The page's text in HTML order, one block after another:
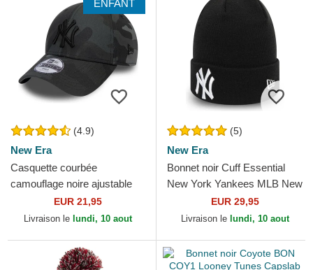
ENFANT
(4.9)
New Era
Casquette courbée
camouflage noire ajustable
pour enfant avec logo noir
9FORTY League Essential...
EUR 21,95
Livraison le lundi, 10 aout
(5)
New Era
Bonnet noir Cuff Essential
New York Yankees MLB New
EUR 29,95
Livraison le lundi, 10 aout